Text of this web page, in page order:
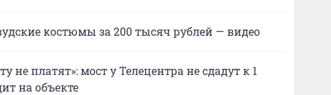
костюмы за 200 тысяч рублей — видео
не платят»: мост у Телецентра не сдадут к 1
на объекте